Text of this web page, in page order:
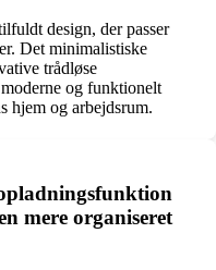
design, der passer
Det minimalistiske
trådløse
og funktionelt
hjem og arbejdsrum.
mere organiseret